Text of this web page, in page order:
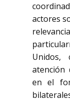
actores
atención
en el